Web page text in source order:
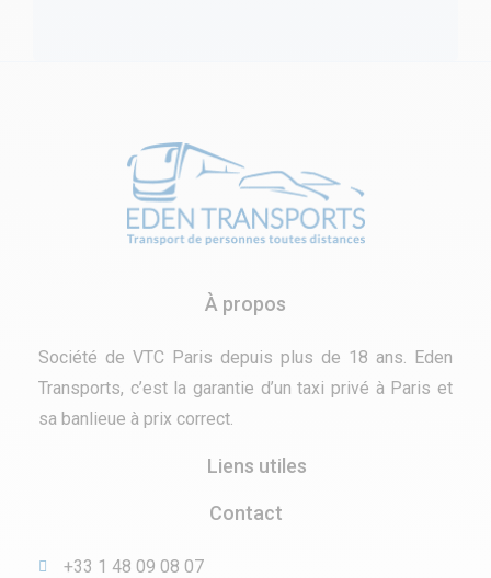
À propos
Société de VTC Paris depuis plus de 18 ans. Eden
Transports, c’est la garantie d’un taxi privé à Paris et
sa banlieue à prix correct.
Liens utiles
Contact
+33 1 48 09 08 07